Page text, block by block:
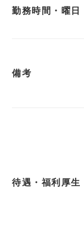
勤務時間・曜日
備考
待遇・福利厚生